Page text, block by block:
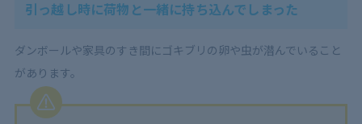
引っ越し時に荷物と一緒に持ち込んでしまった
ダンボールや家具のすき間にゴキブリの卵や虫が潜んでいること
があります。